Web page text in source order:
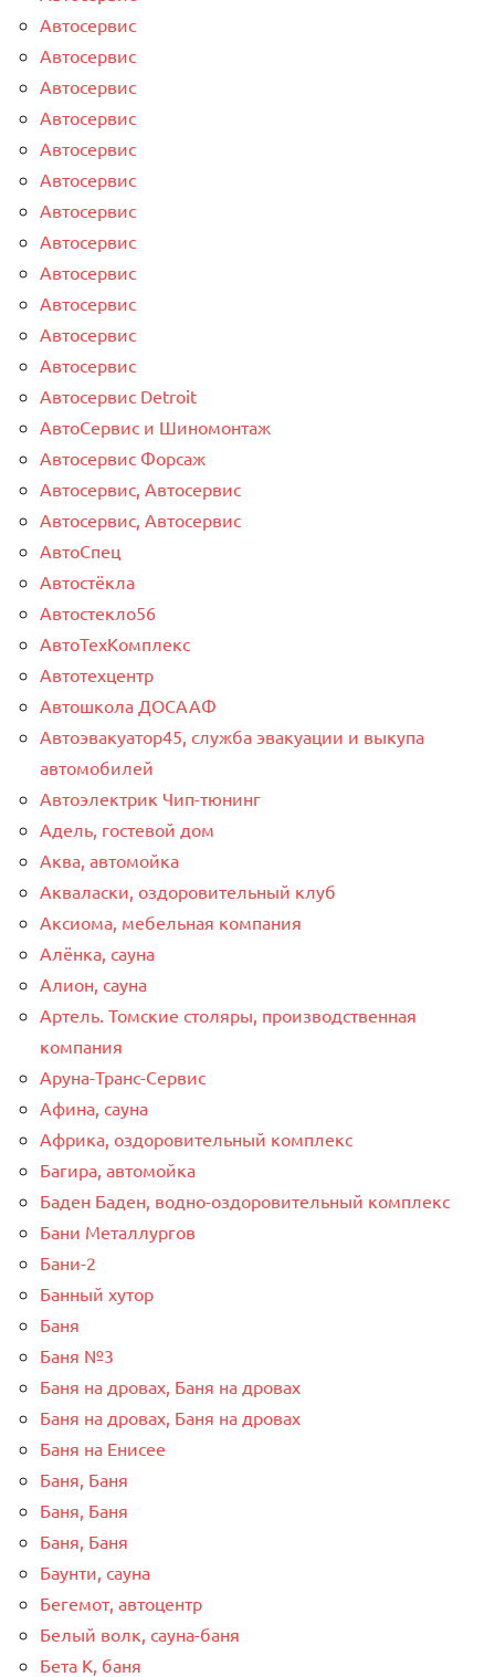
Автосервис
Автосервис
Автосервис
Автосервис
Автосервис
Автосервис
Автосервис
Автосервис
Автосервис
Автосервис
Автосервис
Автосервис
Автосервис Detroit
АвтоСервис и Шиномонтаж
Автосервис Форсаж
Автосервис, Автосервис
Автосервис, Автосервис
АвтоСпец
Автостёкла
Автостекло56
АвтоТехКомплекс
Автотехцентр
Автошкола ДОСААФ
Автоэвакуатор45, служба эвакуации и выкупа
автомобилей
Автоэлектрик Чип-тюнинг
Адель, гостевой дом
Аква, автомойка
Акваласки, оздоровительный клуб
Аксиома, мебельная компания
Алёнка, сауна
Алион, сауна
Артель. Томские столяры, производственная
компания
Аруна-Транс-Сервис
Афина, сауна
Африка, оздоровительный комплекс
Багира, автомойка
Баден Баден, водно-оздоровительный комплекс
Бани Металлургов
Бани-2
Банный хутор
Баня
Баня №3
Баня на дровах, Баня на дровах
Баня на дровах, Баня на дровах
Баня на Енисее
Баня, Баня
Баня, Баня
Баня, Баня
Баунти, сауна
Бегемот, автоцентр
Белый волк, сауна-баня
Бета К, баня